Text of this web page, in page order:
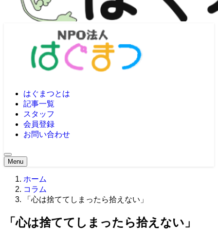
はぐまつとは
記事一覧
スタッフ
会員登録
お問い合わせ
Menu
ホーム
コラム
「心は捨ててしまったら拾えない」
「心は捨ててしまったら拾えない」